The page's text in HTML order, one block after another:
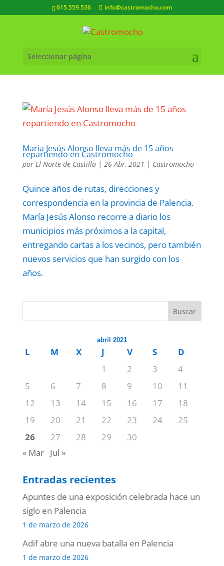
615.559.536 info@castromocho.com
Seleccionar página
María Jesús Alonso lleva más de 15 años
repartiendo en Castromocho
por El Norte de Castilla| 26 Abr, 2021 | Castromocho
Quince años de rutas, direcciones y
correspondencia en la provincia de Palencia.
María Jesús Alonso recorre a diario los
municipios más próximos a la capital,
entregando cartas a los vecinos, pero también
nuevos servicios que han surgido con los
años.
Buscar
abril 2021
L M X J V S
D
1
2 3
4
5
6 7 8 9 10
11
12
13 14 15 16 17
18
19
20 21 22 23 24
25
26
27 28 29
30
« Mar Jul »
Entradas recientes
Apuntes de una exposición celebrada hace un
siglo en Palencia
1 de marzo de 2026
Adif abre una nueva batalla en Palencia
1 de marzo de 2026